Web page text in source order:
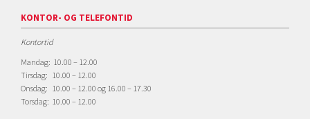
KONTOR- OG TELEFONTID
Kontortid
Mandag: 10.00 – 12.00
Tirsdag: 10.00 – 12.00
Onsdag: 10.00 – 12.00 og 16.00 – 17.30
Torsdag: 10.00 – 12.00